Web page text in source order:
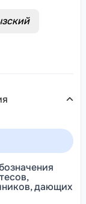
дающих